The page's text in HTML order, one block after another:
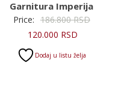
Garnitura Imperija
Price: 186.800RSDOriginalna
120.000 RSDTrenutna
Dodaj u listu želja